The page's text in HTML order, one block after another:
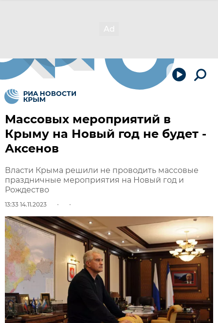
Массовых мероприятий в
Крыму на Новый год не будет -
Аксенов
Власти Крыма решили не проводить массовые
праздничные мероприятия на Новый год и
Рождество
13:33 14.11.2023